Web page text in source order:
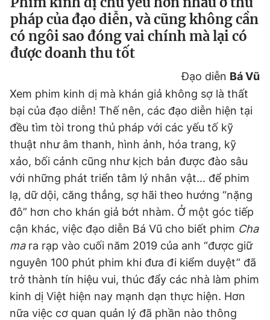
pháp của đạo diễn, và cũng không cần
có ngôi sao đóng vai chính mà lại có
được doanh thu tốt
Đạo diễn Bá Vũ
Xem phim kinh dị mà khán giả không sợ là thất
bại của đạo diễn! Thế nên, các đạo diễn hiện tại
đều tìm tòi trong thủ pháp với các yếu tố kỹ
thuật như âm thanh, hình ảnh, hóa trang, kỹ
xảo, bối cảnh cũng như kịch bản được đào sâu
với những phát triển tâm lý nhân vật... để phim
lạ, dữ dội, căng thẳng, sợ hãi theo hướng “nặng
đô” hơn cho khán giả bớt nhàm. Ở một góc tiếp
cận khác, việc đạo diễn Bá Vũ cho biết phim Cha
mara rạp vào cuối năm 2019 của anh “được giữ
nguyên 100 phút phim khi đưa đi kiểm duyệt” đã
trở thành tín hiệu vui, thúc đẩy các nhà làm phim
kinh dị Việt hiện nay mạnh dạn thực hiện. Hơn
nữa việc cơ quan quản lý đã phần nào thông